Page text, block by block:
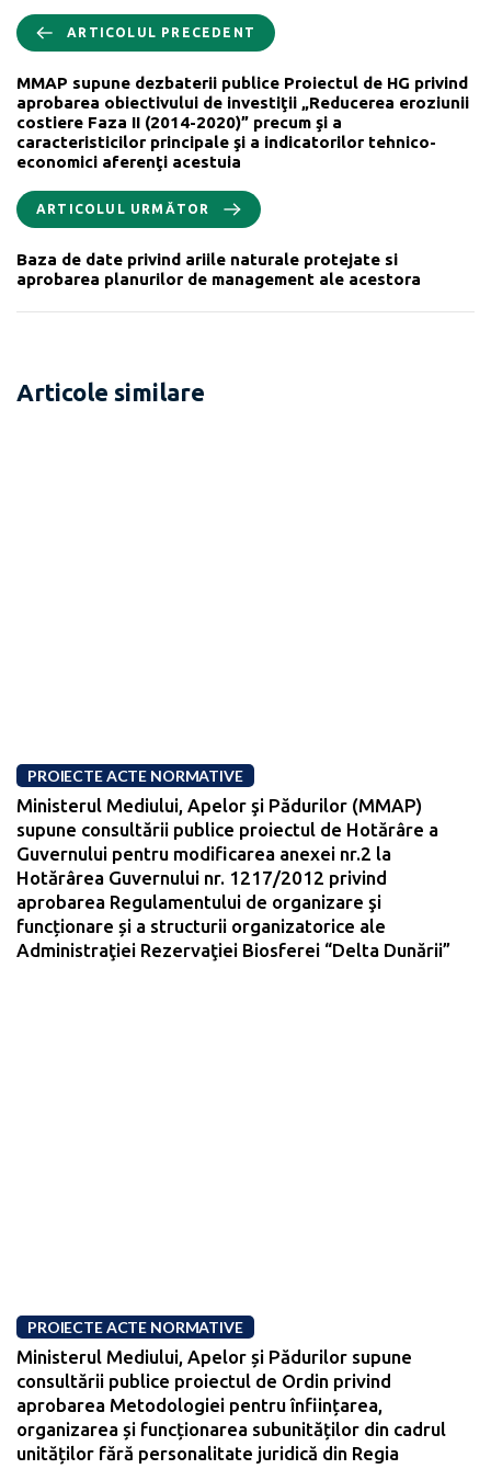
ARTICOLUL PRECEDENT
MMAP supune dezbaterii publice Proiectul de HG privind
aprobarea obiectivului de investiţii „Reducerea eroziunii
costiere Faza II (2014-2020)” precum şi a
caracteristicilor principale şi a indicatorilor tehnico-
economici aferenţi acestuia
ARTICOLUL URMĂTOR
Baza de date privind ariile naturale protejate si
aprobarea planurilor de management ale acestora
Articole similare
PROIECTE ACTE NORMATIVE
Ministerul Mediului, Apelor şi Pădurilor (MMAP)
supune consultării publice proiectul de Hotărâre a
Guvernului pentru modificarea anexei nr.2 la
Hotărârea Guvernului nr. 1217/2012 privind
aprobarea Regulamentului de organizare şi
funcționare și a structurii organizatorice ale
Administraţiei Rezervaţiei Biosferei “Delta Dunării”
PROIECTE ACTE NORMATIVE
Ministerul Mediului, Apelor și Pădurilor supune
consultării publice proiectul de Ordin privind
aprobarea Metodologiei pentru înființarea,
organizarea și funcționarea subunităților din cadrul
unităților fără personalitate juridică din Regia